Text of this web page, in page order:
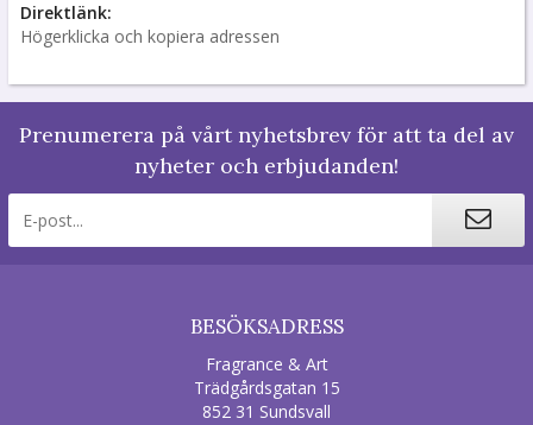
Direktlänk:
Högerklicka och kopiera adressen
Prenumerera på vårt nyhetsbrev för att ta del av
nyheter och erbjudanden!
BESÖKSADRESS
Fragrance & Art
Trädgårdsgatan 15
852 31 Sundsvall